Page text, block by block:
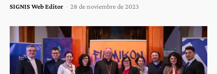
SIGNIS Web Editor - 28 de noviembre de 2023